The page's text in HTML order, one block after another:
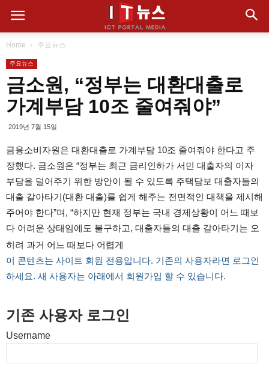
Home 주요뉴스
주요뉴스
금소원, “정부는 대환대출로
가계부담 10조 줄여줘야”
2019년 7월 15일
금융소비자원은 대환대출로 가계부담 10조 줄여줘야 한다고 주
장했다. 금소원은 “정부는 최근 금리인하가 서민 대출자의 이자
부담을 덜어주기 위한 방안이 될 수 있도록 주택담보 대출자들의
대출 갈아타기(대환 대출)를 쉽게 해주는 전면적인 대책을 제시해
주어야 한다”며, “하지만 현재 정부는 국내 경제상황이 어느 때보
다 어려운 상태임에도 불구하고, 대출자들의 대출 갈아타기는 오
히려 과거 어느 때보다 어렵게
이 콘텐츠는 사이트 회원 전용입니다. 기존의 사용자라면 로그인
하세요. 새 사용자는 아래에서 회원가입 할 수 있습니다.
기존 사용자 로그인
Username